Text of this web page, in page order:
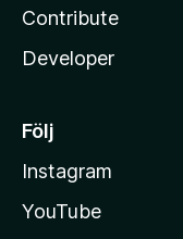
Contribute
Developer
Följ
Instagram
YouTube